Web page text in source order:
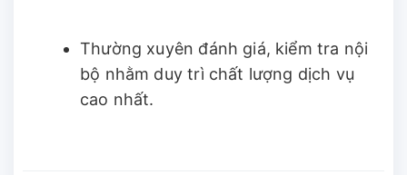
Thường xuyên đánh giá, kiểm tra nội
bộ nhằm duy trì chất lượng dịch vụ
cao nhất.